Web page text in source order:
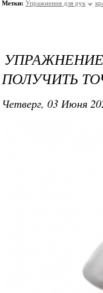
Метки: Упражнения для рук
ПОЛУЧИТЬ
Четверг, 03 Июня